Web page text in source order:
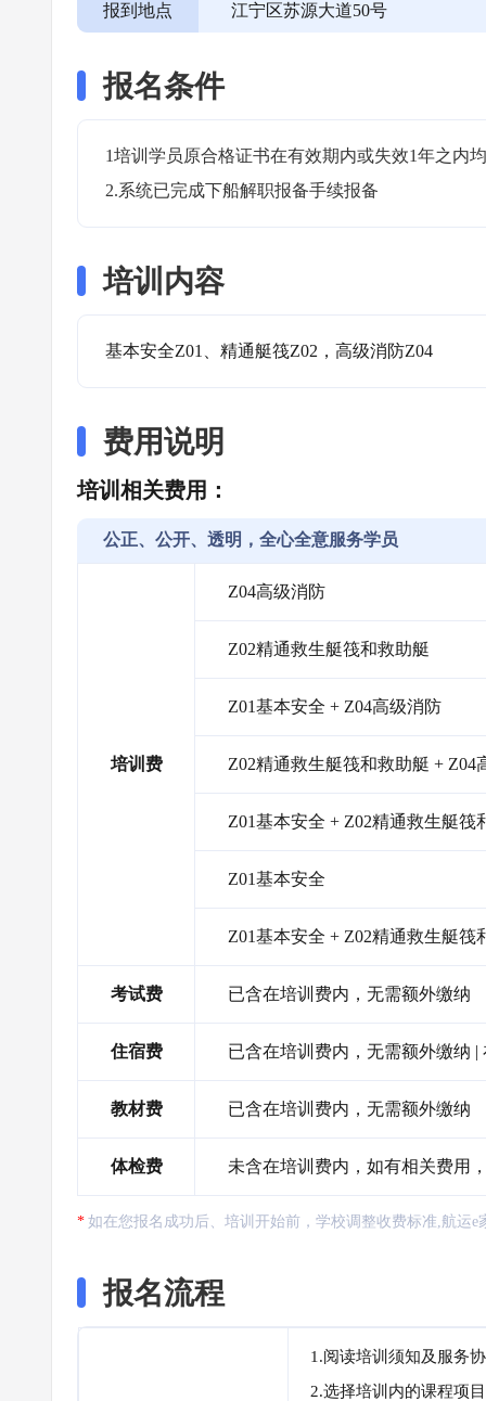
报到地点 江宁区苏源大道50号
报名条件
1培训学员原合格证书在有效期内或失效1年之内
2.系统已完成下船解职报备手续报备
培训内容
基本安全Z01、精通艇筏Z02，高级消防Z04
费用说明
培训相关费用：
公正、公开、透明，全心全意服务学员
培训费
Z04高级消防
Z02精通救生艇筏和救助艇
Z01基本安全 + Z04高级消防
Z02精通救生艇筏和救助艇 + Z04
Z01基本安全 + Z02精通救生艇筏
Z01基本安全
Z01基本安全 + Z02精通救生艇筏
考试费 已含在培训费内，无需额外缴纳
住宿费 已含在培训费内，无需额外缴纳
教材费 已含在培训费内，无需额外缴纳
体检费 未含在培训费内，如有相关费用
如在您报名成功后、培训开始前，学校调整收费标准,航运
报名流程
1.阅读培训须知及服务
2.选择培训内的课程项目